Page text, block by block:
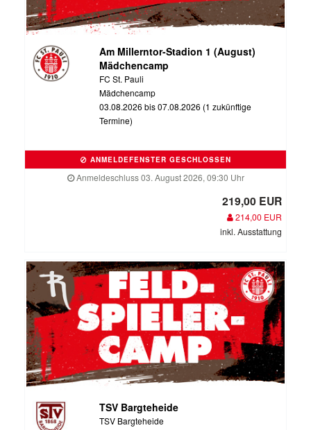
Am Millerntor-Stadion 1 (August)
Mädchencamp
FC St. Pauli
Mädchencamp
03.08.2026 bis 07.08.2026 (1 zukünftige
Termine)
ANMELDEFENSTER GESCHLOSSEN
Anmeldeschluss 03. August 2026, 09:30 Uhr
219,00 EUR
214,00 EUR
inkl. Ausstattung
TSV Bargteheide
TSV Bargteheide